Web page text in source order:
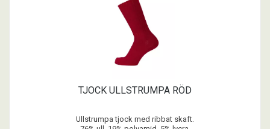
TJOCK ULLSTRUMPA RÖD
Ullstrumpa tjock med ribbat skaft.